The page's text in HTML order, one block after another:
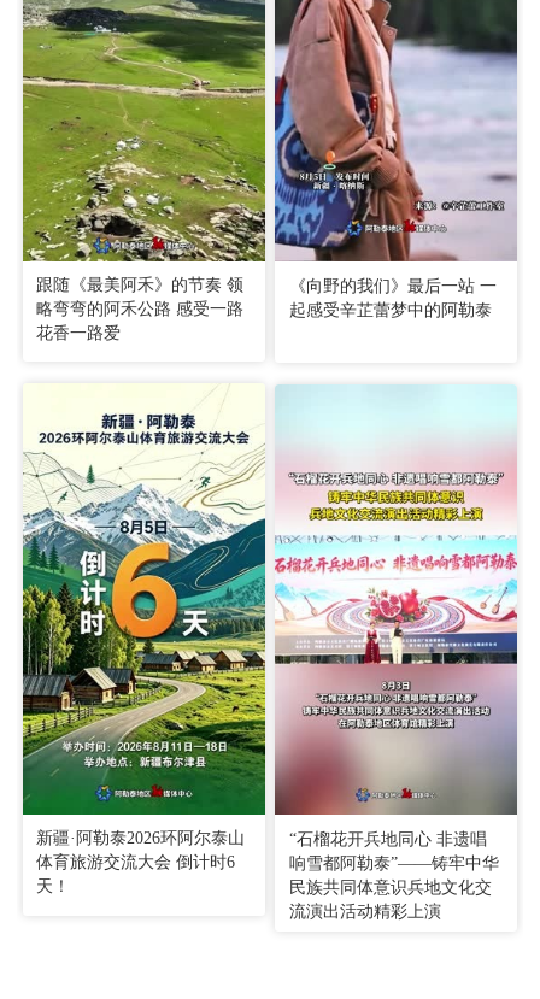
跟随《最美阿禾》的节奏 领
略弯弯的阿禾公路 感受一路
花香一路爱
《向野的我们》最后一站 一
起感受辛芷蕾梦中的阿勒泰
新疆·阿勒泰2026环阿尔泰山
体育旅游交流大会 倒计时6
天！
“石榴花开兵地同心 非遗唱
响雪都阿勒泰”——铸牢中华
民族共同体意识兵地文化交
流演出活动精彩上演